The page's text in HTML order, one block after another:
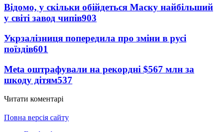
Відомо, у скільки обійдеться Маску найбільший
у світі завод чипів903
Укрзалізниця попередила про зміни в русі
поїздів601
Meta оштрафували на рекордні $567 млн за
шкоду дітям537
Читати коментарі
Повна версія сайту